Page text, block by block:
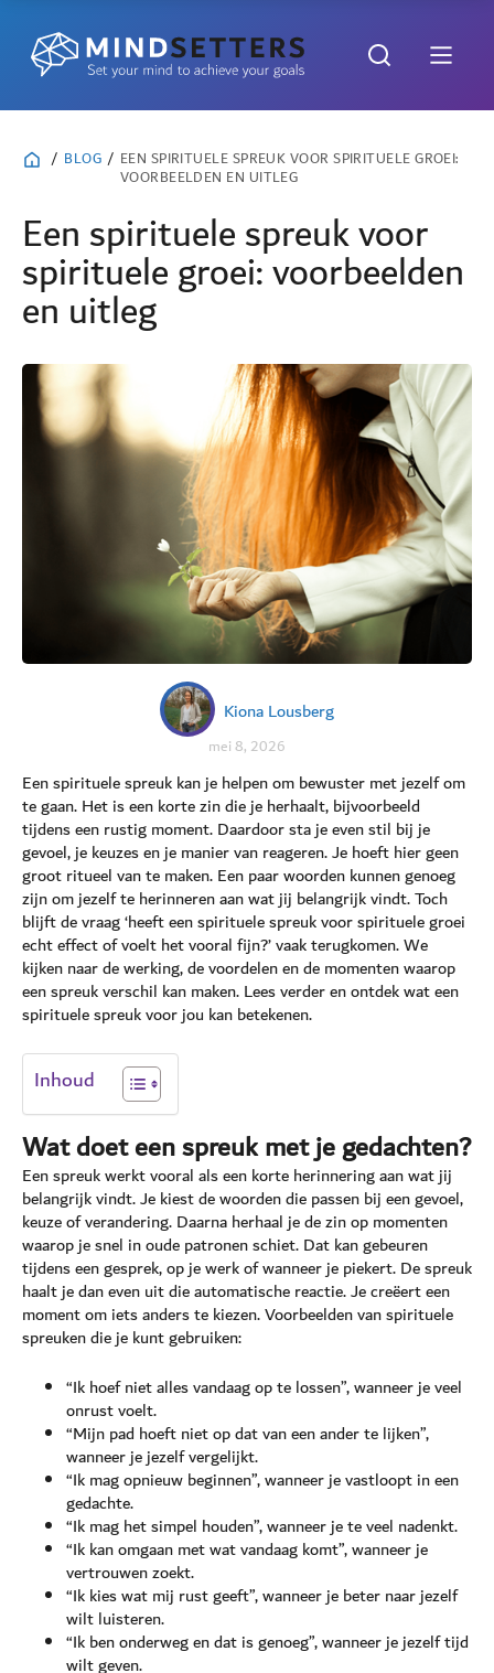
/ BLOG / EEN SPIRITUELE SPREUK VOOR SPIRITUELE GROEI:
VOORBEELDEN EN UITLEG
Een spirituele spreuk voor
spirituele groei: voorbeelden
en uitleg
Kiona Lousberg
mei 8, 2026
Een spirituele spreuk kan je helpen om bewuster met jezelf om
te gaan. Het is een korte zin die je herhaalt, bijvoorbeeld
tijdens een rustig moment. Daardoor sta je even stil bij je
gevoel, je keuzes en je manier van reageren. Je hoeft hier geen
groot ritueel van te maken. Een paar woorden kunnen genoeg
zijn om jezelf te herinneren aan wat jij belangrijk vindt. Toch
blijft de vraag ‘heeft een spirituele spreuk voor spirituele groei
echt effect of voelt het vooral fijn?’ vaak terugkomen. We
kijken naar de werking, de voordelen en de momenten waarop
een spreuk verschil kan maken. Lees verder en ontdek wat een
spirituele spreuk voor jou kan betekenen.
Inhoud
Wat doet een spreuk met je gedachten?
Een spreuk werkt vooral als een korte herinnering aan wat jij
belangrijk vindt. Je kiest de woorden die passen bij een gevoel,
keuze of verandering. Daarna herhaal je de zin op momenten
waarop je snel in oude patronen schiet. Dat kan gebeuren
tijdens een gesprek, op je werk of wanneer je piekert. De spreuk
haalt je dan even uit die automatische reactie. Je creëert een
moment om iets anders te kiezen. Voorbeelden van spirituele
spreuken die je kunt gebruiken:
“Ik hoef niet alles vandaag op te lossen”, wanneer je veel
onrust voelt.
“Mijn pad hoeft niet op dat van een ander te lijken”,
wanneer je jezelf vergelijkt.
“Ik mag opnieuw beginnen”, wanneer je vastloopt in een
gedachte.
“Ik mag het simpel houden”, wanneer je te veel nadenkt.
“Ik kan omgaan met wat vandaag komt”, wanneer je
vertrouwen zoekt.
“Ik kies wat mij rust geeft”, wanneer je beter naar jezelf
wilt luisteren.
“Ik ben onderweg en dat is genoeg”, wanneer je jezelf tijd
wilt geven.